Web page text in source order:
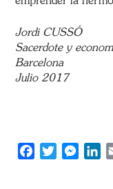
Jordi CUSSÓ
Sacerdote y
Barcelona
Julio 2017
FacebookTwitter